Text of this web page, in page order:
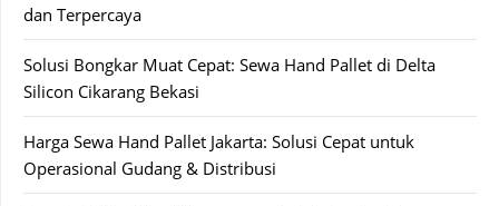
dan Terpercaya
Solusi Bongkar Muat Cepat: Sewa Hand Pallet di Delta
Silicon Cikarang Bekasi
Harga Sewa Hand Pallet Jakarta: Solusi Cepat untuk
Operasional Gudang & Distribusi